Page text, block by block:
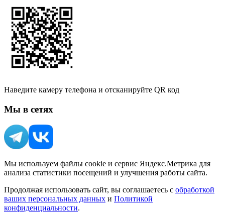
Наведите камеру телефона и отсканируйте QR код
Мы в сетях
Мы используем файлы cookie и сервис Яндекс.Метрика для
анализа статистики посещений и улучшения работы сайта.
Продолжая использовать сайт, вы соглашаетесь с обработкой
ваших персональных данных и Политикой
конфиденциальности.